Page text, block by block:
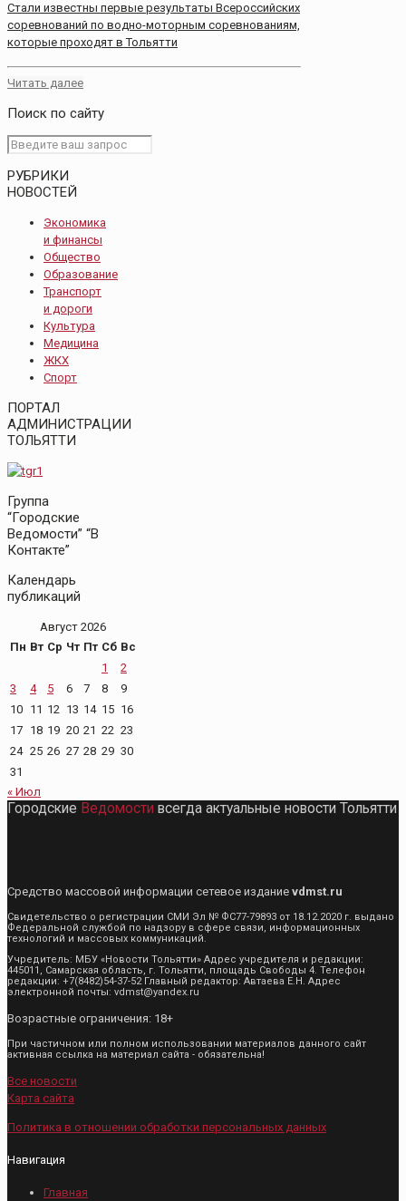
Стали известны первые результаты Всероссийских
соревнований по водно-моторным соревнованиям,
которые проходят в Тольятти
Читать далее
Поиск по сайту
РУБРИКИ
НОВОСТЕЙ
Экономика
и финансы
Общество
Образование
Транспорт
и дороги
Культура
Медицина
ЖКХ
Спорт
ПОРТАЛ
АДМИНИСТРАЦИИ
ТОЛЬЯТТИ
Группа
“Городские
Ведомости” “В
Контакте”
Календарь
публикаций
Август 2026
Пн Вт Ср Чт Пт Сб Вс
1
2
3
4 5 6 7 8
9
10 11 12 13 14 15 16
17 18 19 20 21 22 23
24 25 26 27 28 29 30
31
« Июл
Городские Ведомости всегда актуальные новости Тольятти
Средство массовой информации сетевое издание vdmst.ru
Свидетельство о регистрации СМИ Эл № ФС77-79893 от 18.12.2020 г. выдано
Федеральной службой по надзору в сфере связи, информационных
технологий и массовых коммуникаций.
Учредитель: МБУ «Новости Тольятти» Адрес учредителя и редакции:
445011, Самарская область, г. Тольятти, площадь Свободы 4. Телефон
редакции: +7(8482)54-37-52 Главный редактор: Автаева Е.Н. Адрес
электронной почты: vdmst@yandex.ru
Возрастные ограничения: 18+
При частичном или полном использовании материалов данного сайт
активная ссылка на материал сайта - обязательна!
Все новости
Карта сайта
Политика в отношении обработки персональных данных
Навигация
Главная